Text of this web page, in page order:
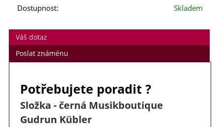
Dostupnost: Skladem
Váš dotaz
Poslat známénu
Potřebujete poradit ?
Složka - černá Musikboutique
Gudrun Kübler